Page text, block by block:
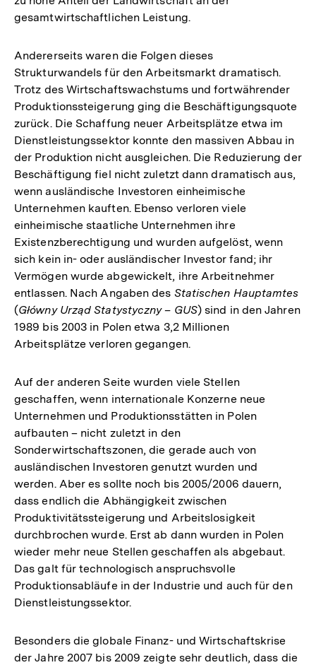
gesamtwirtschaftlichen Leistung.
Andererseits waren die Folgen dieses
Strukturwandels für den Arbeitsmarkt dramatisch.
Trotz des Wirtschaftswachstums und fortwährender
Produktionssteigerung ging die Beschäftigungsquote
zurück. Die Schaffung neuer Arbeitsplätze etwa im
Dienstleistungssektor konnte den massiven Abbau in
der Produktion nicht ausgleichen. Die Reduzierung der
Beschäftigung fiel nicht zuletzt dann dramatisch aus,
wenn ausländische Investoren einheimische
Unternehmen kauften. Ebenso verloren viele
einheimische staatliche Unternehmen ihre
Existenzberechtigung und wurden aufgelöst, wenn
sich kein in- oder ausländischer Investor fand; ihr
Vermögen wurde abgewickelt, ihre Arbeitnehmer
entlassen. Nach Angaben des Statischen Hauptamtes
(Główny Urząd Statystyczny – GUS) sind in den Jahren
1989 bis 2003 in Polen etwa 3,2 Millionen
Arbeitsplätze verloren gegangen.
Auf der anderen Seite wurden viele Stellen
geschaffen, wenn internationale Konzerne neue
Unternehmen und Produktionsstätten in Polen
aufbauten – nicht zuletzt in den
Sonderwirtschaftszonen, die gerade auch von
ausländischen Investoren genutzt wurden und
werden. Aber es sollte noch bis 2005/2006 dauern,
dass endlich die Abhängigkeit zwischen
Produktivitätssteigerung und Arbeitslosigkeit
durchbrochen wurde. Erst ab dann wurden in Polen
wieder mehr neue Stellen geschaffen als abgebaut.
Das galt für technologisch anspruchsvolle
Produktionsabläufe in der Industrie und auch für den
Dienstleistungssektor.
Besonders die globale Finanz- und Wirtschaftskrise
der Jahre 2007 bis 2009 zeigte sehr deutlich, dass die